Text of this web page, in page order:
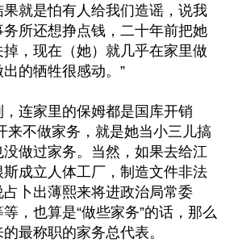
就是怕有人给我们造谣，说我
所还想挣点钱，二十年前把她
，现在（她）就几乎在家里做
的牺牲很感动。”
连家里的保姆都是国库开销
来不做家务，就是她当小三儿搞
做过家务。当然，如果去给江
成立人体工厂，制造文件非法
卜出薄熙来将进政治局常委
，也算是“做些家务”的话，那么
最称职的家务总代表。